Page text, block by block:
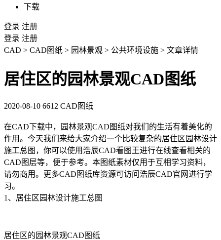
下载
登录 注册
登录 注册
CAD > CAD图纸 > 园林景观 > 公共环境设施 > 文章详情
居住区的园林景观CAD图纸
2020-08-10 6612 CAD图纸
在CAD下载中，园林景观CAD图纸对我们的生活有着美化的
作用。今天我们来给大家介绍一个比较复杂的居住区园林设计
施工总图，你可以使用浩辰CAD看图王进行在线查看相关的
CAD图层等，便于参考。本图纸素材仅用于互相学习资料，
请勿商用。更多CAD图纸库资源可访问浩辰CAD官网进行学
习。
1、居住区园林设计施工总图
居住区的园林景观CAD图纸